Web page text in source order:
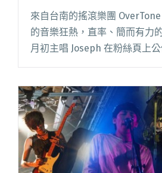
來自台南的搖滾樂團
的音樂狂熱，直率、簡而有力
月初主唱 Joseph 在粉絲頁上
目閱讀全文 "OverTone 八月經
「見證大團」重現身影！"